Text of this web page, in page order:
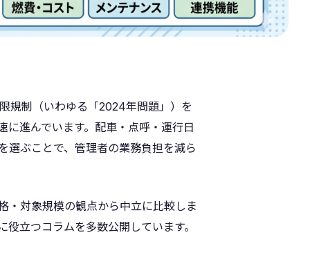
規制（いわゆる「2024年問題」）を
進んでいます。配車・点呼・運行日
選ぶことで、管理者の業務負担を減ら
・対象規模の観点から中立に比較しま
立つコラムを多数公開しています。